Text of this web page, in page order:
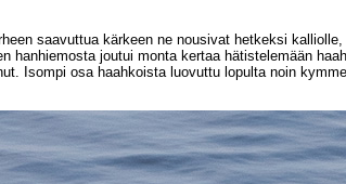
saavuttua kärkeen ne nousivat hetkeksi
hanhiemosta joutui monta kertaa hätistelemään
Isompi osa haahkoista luovuttu lopulta noin